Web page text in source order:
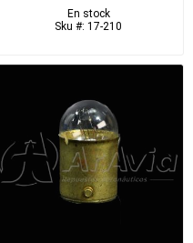
En stock
Sku #: 17-210